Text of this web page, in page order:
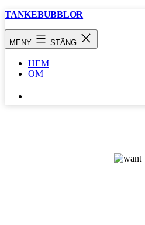
Hoppa
TANKEBUBBLOR
MENY STÄNG
HEM
OM
…